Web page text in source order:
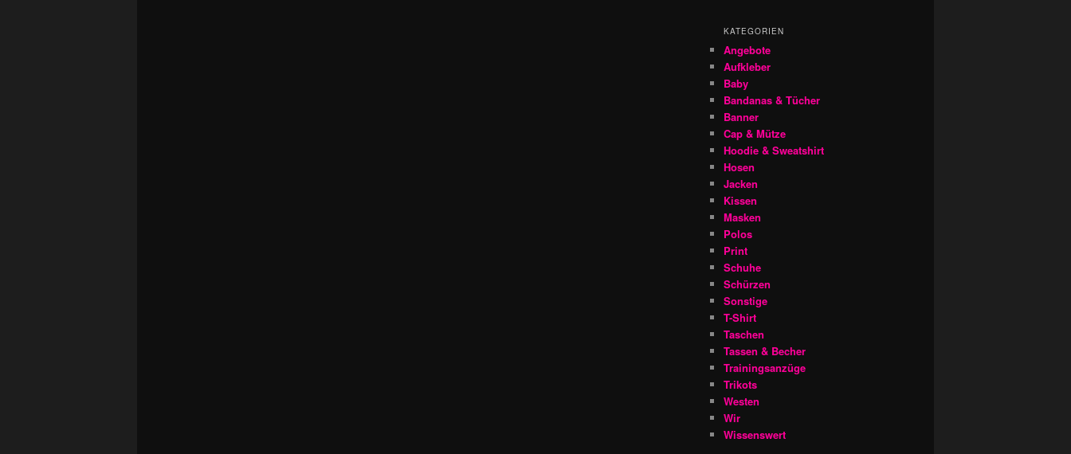
KATEGORIEN
Angebote
Aufkleber
Baby
Bandanas & Tücher
Banner
Cap & Mütze
Hoodie & Sweatshirt
Hosen
Jacken
Kissen
Masken
Polos
Print
Schuhe
Schürzen
Sonstige
T-Shirt
Taschen
Tassen & Becher
Trainingsanzüge
Trikots
Westen
Wir
Wissenswert